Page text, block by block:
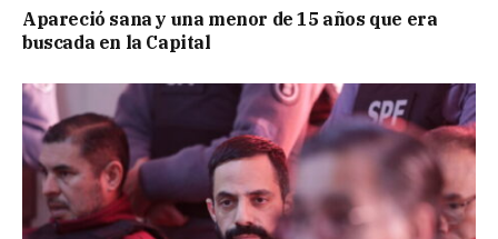
Apareció sana y una menor de 15 años que era
buscada en la Capital